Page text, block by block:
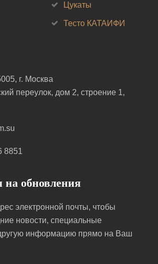
Цукаты
Тесто КАТАИФИ
г. Москва
переулок, дом 2, строение 1,
8851
на обновления
электронной почты, чтобы
новости, специальные
информацию прямо на Ваш